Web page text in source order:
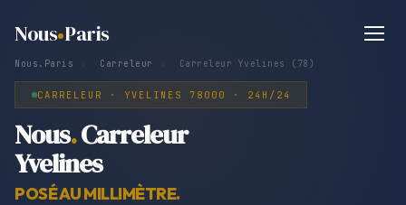
Nous Paris
Nous.Paris Carreleur Carreleur Yvelines (78)
CARRELEUR · YVELINES 78000 · 24H/24
Nous.Carreleur
Yvelines
POSÉ AU MILLIMÈTRE.